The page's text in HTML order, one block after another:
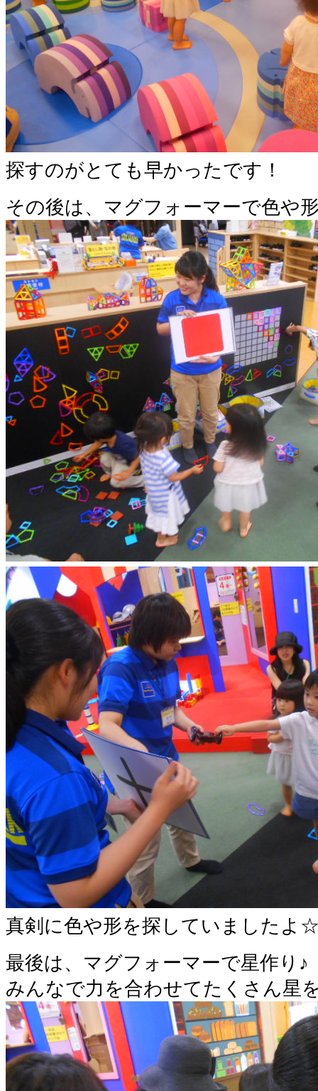
探すのがとても早かったです！
その後は、マグフォーマーで色や
真剣に色や形を探していましたよ
最後は、マグフォーマーで星作り♪
みんなで力を合わせてたくさん星